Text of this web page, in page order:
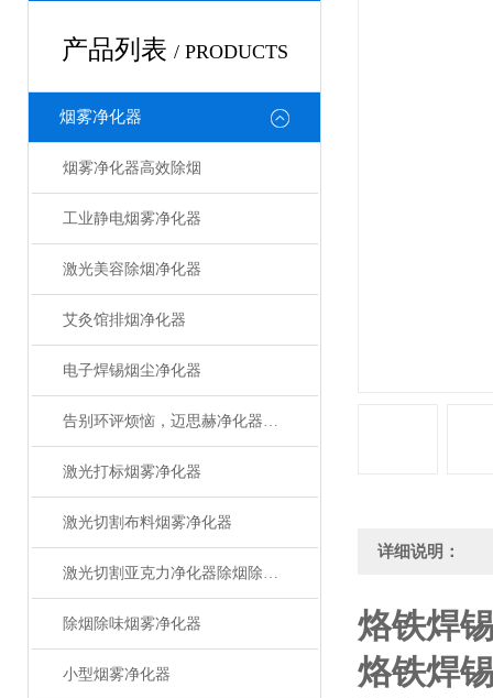
产品列表 / PRODUCTS
烟雾净化器
烟雾净化器高效除烟
工业静电烟雾净化器
激光美容除烟净化器
艾灸馆排烟净化器
电子焊锡烟尘净化器
告别环评烦恼，迈思赫净化器助您轻松达标
激光打标烟雾净化器
激光切割布料烟雾净化器
激光切割亚克力净化器除烟除味设备
除烟除味烟雾净化器
小型烟雾净化器
详细说明：
烙铁焊
烙铁焊